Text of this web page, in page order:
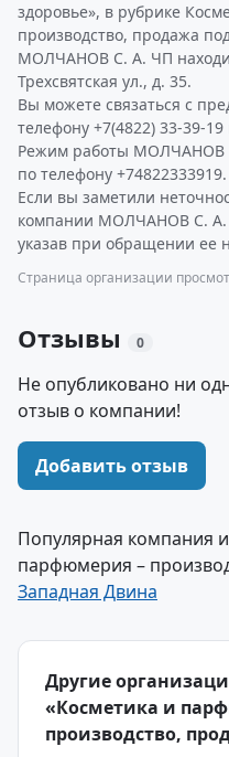
здоровье», в рубрике
производство, продажа
МОЛЧАНОВ С. А. ЧП
Трехсвятская ул., д. 35.
Вы можете связаться с
телефону +7(4822) 33-39-
Режим работы МОЛЧАНОВ
по телефону +74822333919.
Если вы заметили
компании МОЛЧАНОВ С. А.
указав при обращении ее
Страница организации
Отзывы 0
Не опубликовано ни
отзыв о компании!
Добавить отзыв
Популярная компания
парфюмерия –
Западная Двина
Другие
«Косметика и
производство,